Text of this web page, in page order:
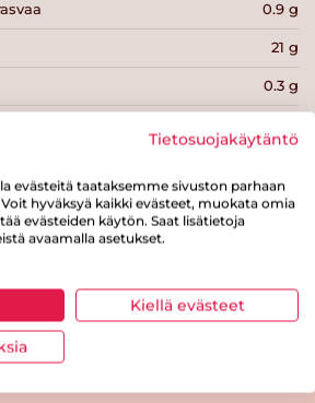
0.9 g
21 g
0.3 g
0.9 g
Tietosuojakäytäntö
evästeitä taataksemme sivuston parhaan
hyväksyä kaikki evästeet, muokata omia
evästeiden käytön. Saat lisätietoja
avaamalla asetukset.
Kiellä evästeet